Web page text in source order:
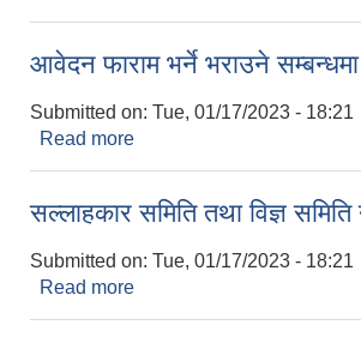
आवेदन फाराम भर्ने भराउने सम्बन्धमा
Submitted on: Tue, 01/17/2023 - 18:21
Read more
सल्लाहकार समिति तथा विज्ञ समिति
Submitted on: Tue, 01/17/2023 - 18:21
Read more